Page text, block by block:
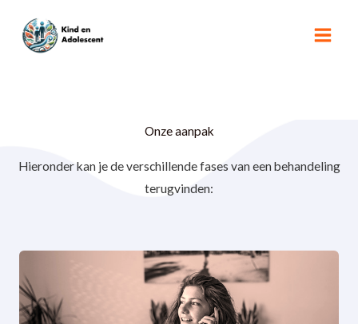
naar
Onze aanpak
Hieronder kan je de verschillende fases van een behandeling
terugvinden: